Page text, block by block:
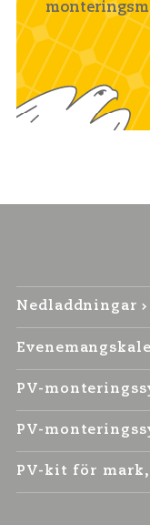
Nedladdningar
PV-
PV-
PV-kit för